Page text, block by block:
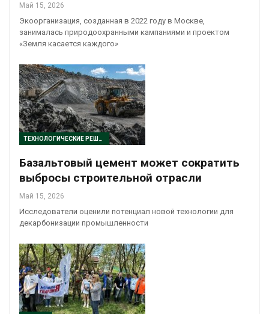
Май 15, 2026
Экоорганизация, созданная в 2022 году в Москве,
занималась природоохранными кампаниями и проектом
«Земля касается каждого»
ТЕХНОЛОГИЧЕСКИЕ РЕШЕНИЯ
Базальтовый цемент может сократить
выбросы строительной отрасли
Май 15, 2026
Исследователи оценили потенциал новой технологии для
декарбонизации промышленности